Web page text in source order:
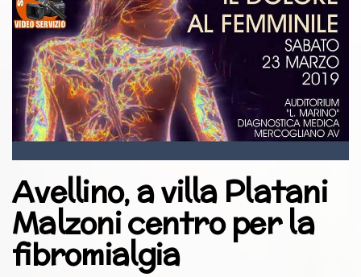
Avellino, a villa Platani
Malzoni centro per la
fibromialgia